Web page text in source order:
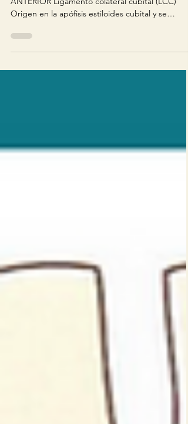
mediocarpiana
ARTICULACIÓN RADIOCARPIANA VISIÓN
Origen en la apófisis estiloides cubital y se
entremezcla...